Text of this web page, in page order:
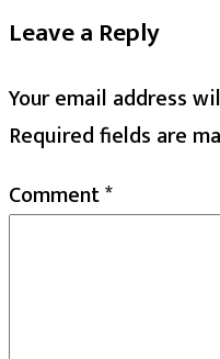
Leave a Reply
Your email address
Required fields are
Comment*